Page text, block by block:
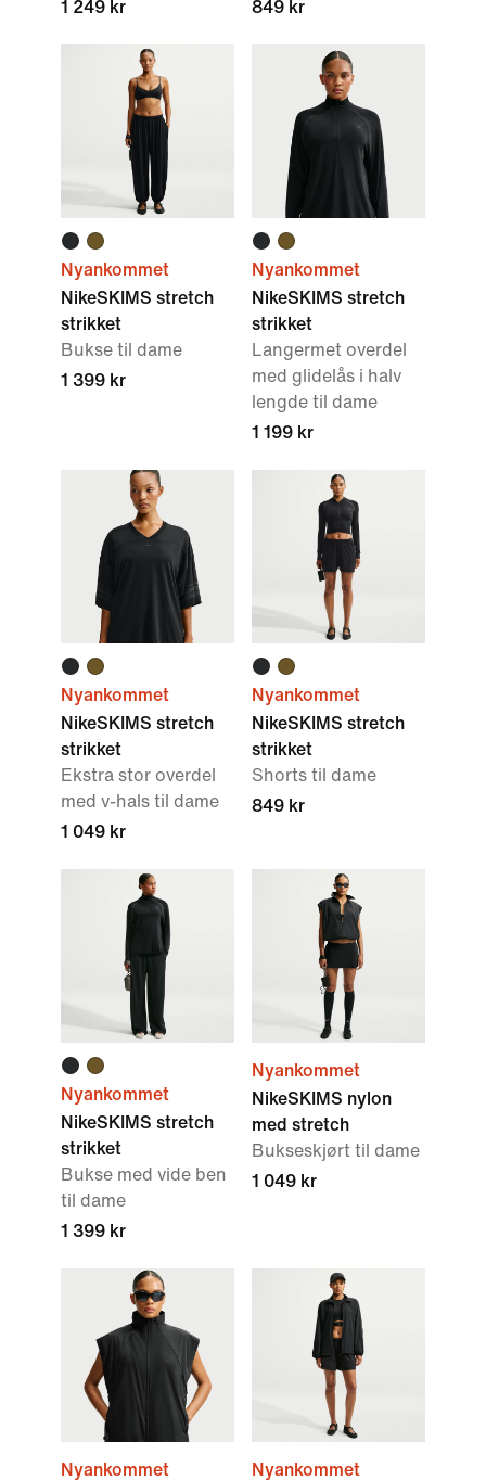
1 249 kr 849 kr
Nyankommet
NikeSKIMS stretch
strikket
Bukse til dame
1 399 kr
Nyankommet
NikeSKIMS stretch
strikket
Langermet overdel
med glidelås i halv
lengde til dame
1 199 kr
Nyankommet
NikeSKIMS stretch
strikket
Ekstra stor overdel
med v-hals til dame
1 049 kr
Nyankommet
NikeSKIMS stretch
strikket
Shorts til dame
849 kr
Nyankommet
NikeSKIMS stretch
strikket
Bukse med vide ben
til dame
1 399 kr
Nyankommet
NikeSKIMS nylon
med stretch
Bukseskjørt til dame
1 049 kr
Nyankommet
Nyankommet